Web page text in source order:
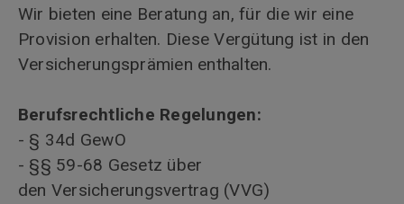
Wir bieten eine Beratung an, für die wir eine
Provision erhalten. Diese Vergütung ist in den
Versicherungsprämien enthalten.
Berufsrechtliche Regelungen:
- § 34d GewO
- §§ 59-68 Gesetz über
den Versicherungsvertrag (VVG)